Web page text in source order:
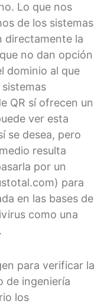
Lo que nos
de los sistemas
directamente la
no dan opción
dominio al que
QR sí ofrecen un
ver esta
se desea, pero
resulta
por un
para
en las bases de
como una
para verificar la
de ingeniería
los